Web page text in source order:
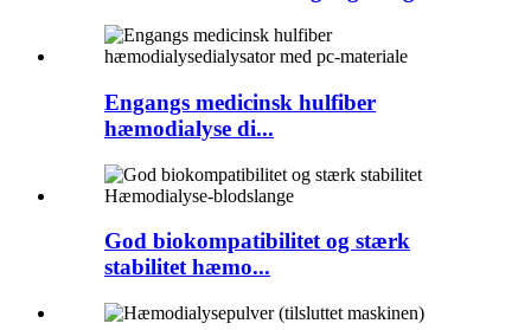
Engangs medicinsk hulfiber
hæmodialyse di...
God biokompatibilitet og stærk
stabilitet hæmo...